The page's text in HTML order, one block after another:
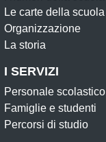
Le carte della scuola
Organizzazione
La storia
I SERVIZI
Personale scolastico
Famiglie e studenti
Percorsi di studio